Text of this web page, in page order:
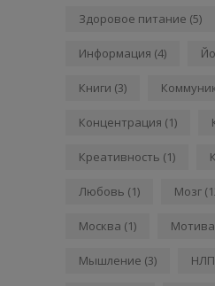
Здоровое питание (5)
Информация (4)
Книги (3)
Концентрация (1)
Креативность (1)
Любовь (1) Мозг
Москва (1)
Мышление (3) НЛП